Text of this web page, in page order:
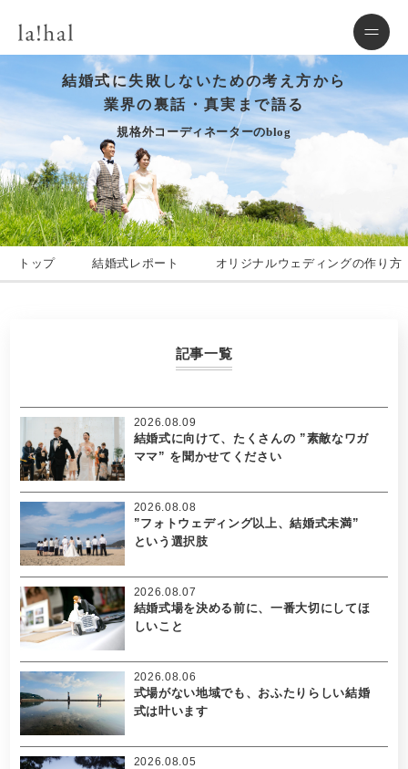
結婚式に失敗しないための考え方から
業界の裏話・真実まで語る
規格外コーディネーターのblog
トップ 結婚式レポート オリジナルウェディングの作り方
記事一覧
結婚式に向けて、たくさんの ”素敵なワガ
ママ” を聞かせてください
2026.08.09
”フォトウェディング以上、結婚式未満”
という選択肢
2026.08.08
結婚式場を決める前に、一番大切にしてほ
しいこと
2026.08.07
式場がない地域でも、おふたりらしい結婚
式は叶います
2026.08.06
2026.08.05